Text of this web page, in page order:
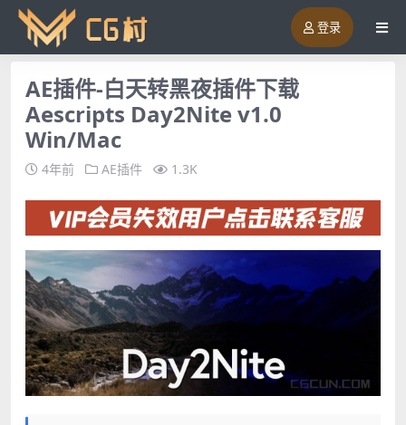
登录
AE插件-白天转黑夜插件下载
Aescripts Day2Nite v1.0
Win/Mac
4年前 AE插件 1.3K